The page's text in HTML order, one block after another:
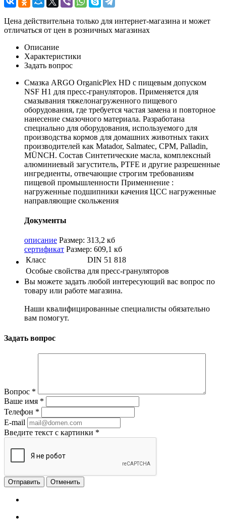
Цена действительна только для интернет-магазина и может
отличаться от цен в розничных магазинах
Описание
Характеристики
Задать вопрос
Cмазка ARGO OrganicPlex HD с пищевым допуском
NSF H1 для пресс-грануляторов. Применяется для
смазывания тяжелонагруженного пищевого
оборудования, где требуется частая замена и повторное
нанесение смазочного материала. Разработана
специально для оборудования, используемого для
производства кормов для домашних животных таких
производителей как Matador, Salmatec, CPM, Palladin,
MÜNCH. Состав Синтетические масла, комплексный
алюминиевый загуститель, PTFE и другие разрешенные
ингредиенты, отвечающие строгим требованиям
пищевой промышленности Применнение :
нагруженные подшипники качения ЦСС нагруженные
направляющие скольжения
Документы
описание Размер: 313,2 кб
сертификат Размер: 609,1 кб
Класс
DIN 51 818
Особые свойства для пресс-грануляторов
Вы можете задать любой интересующий вас вопрос по
товару или работе магазина.
Наши квалифицированные специалисты обязательно
вам помогут.
Задать вопрос
Вопрос *
Ваше имя *
Телефон *
E-mail
Введите текст с картинки *
Отменить